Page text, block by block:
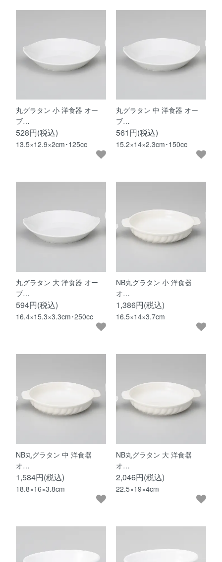
丸グラタン 小 洋食器 オー
ブ…
528円(税込)
13.5×12.9×2cm･125cc
丸グラタン 中 洋食器 オー
ブ…
561円(税込)
15.2×14×2.3cm･150cc
丸グラタン 大 洋食器 オー
ブ…
594円(税込)
16.4×15.3×3.3cm･250cc
NB丸グラタン 小 洋食器
オ…
1,386円(税込)
16.5×14×3.7cm
NB丸グラタン 中 洋食器
オ…
1,584円(税込)
18.8×16×3.8cm
NB丸グラタン 大 洋食器
オ…
2,046円(税込)
22.5×19×4cm